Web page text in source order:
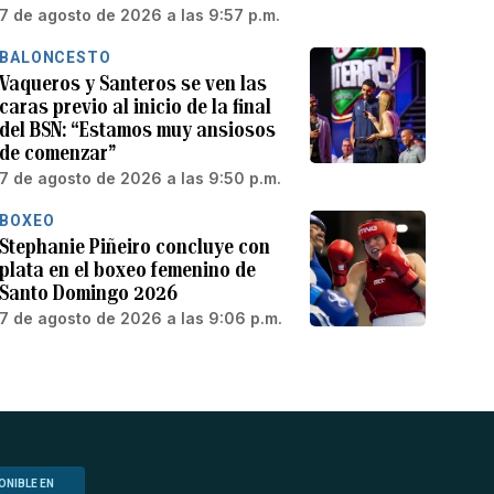
7 de agosto de 2026 a las 9:57 p.m.
BALONCESTO
Vaqueros y Santeros se ven las
caras previo al inicio de la final
del BSN: “Estamos muy ansiosos
de comenzar”
7 de agosto de 2026 a las 9:50 p.m.
BOXEO
Stephanie Piñeiro concluye con
plata en el boxeo femenino de
Santo Domingo 2026
7 de agosto de 2026 a las 9:06 p.m.
EN